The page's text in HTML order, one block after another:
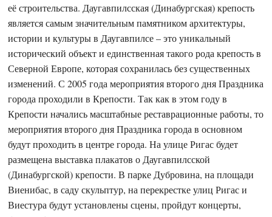
её строительства. Даугавпилсская (Динабургская) крепость
является самым значительным памятником архитектуры,
истории и культуры в Даугавпилсе – это уникальный
исторический объект и единственная такого рода крепость в
Северной Европе, которая сохранилась без существенных
изменений. С 2005 года мероприятия второго дня Праздника
города проходили в Крепости. Так как в этом году в
Крепости начались масштабные реставрационные работы, то
мероприятия второго дня Праздника города в основном
будут проходить в центре города. На улице Ригас будет
размещена выставка плакатов о Даугавпилсской
(Динабургской) крепости. В парке Дубровина, на площади
Виенибас, в саду скульптур, на перекрестке улиц Ригас и
Виестура будут установлены сцены, пройдут концерты,